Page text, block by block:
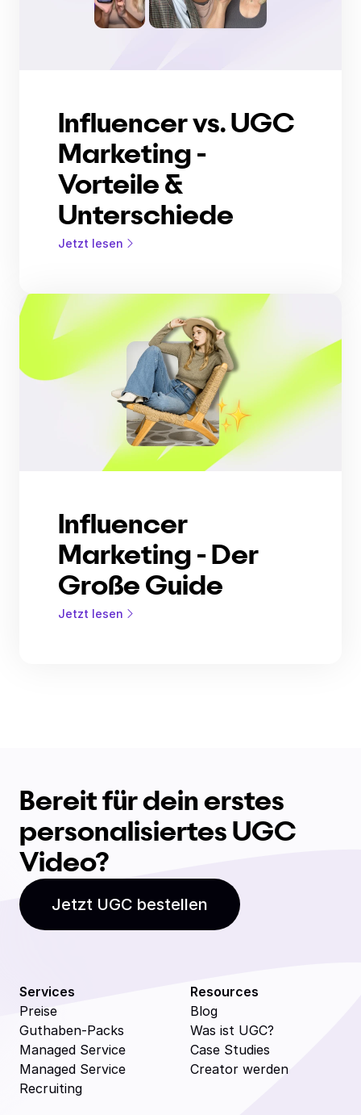
Influencer vs. UGC
Marketing -
Vorteile &
Unterschiede
Jetzt lesen
Influencer
Marketing - Der
Große Guide
Jetzt lesen
Bereit für dein erstes
personalisiertes UGC
Video?
Jetzt UGC bestellen
Services
Preise
Guthaben-Packs
Managed Service
Managed Service
Recruiting
Resources
Blog
Was ist UGC?
Case Studies
Creator werden